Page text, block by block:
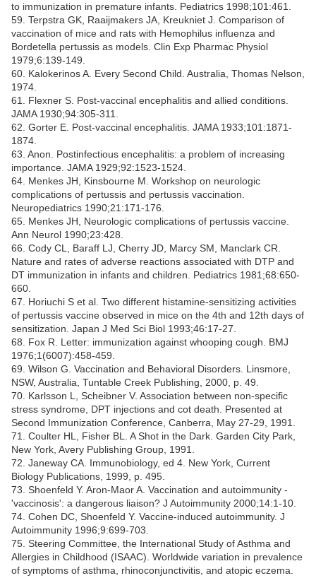
to immunization in premature infants. Pediatrics 1998;101:461.
59. Terpstra GK, Raaijmakers JA, Kreukniet J. Comparison of
vaccination of mice and rats with Hemophilus influenza and
Bordetella pertussis as models. Clin Exp Pharmac Physiol
1979;6:139-149.
60. Kalokerinos A. Every Second Child. Australia, Thomas Nelson,
1974.
61. Flexner S. Post-vaccinal encephalitis and allied conditions.
JAMA 1930;94:305-311.
62. Gorter E. Post-vaccinal encephalitis. JAMA 1933;101:1871-
1874.
63. Anon. Postinfectious encephalitis: a problem of increasing
importance. JAMA 1929;92:1523-1524.
64. Menkes JH, Kinsbourne M. Workshop on neurologic
complications of pertussis and pertussis vaccination.
Neuropediatrics 1990;21:171-176.
65. Menkes JH, Neurologic complications of pertussis vaccine.
Ann Neurol 1990;23:428.
66. Cody CL, Baraff LJ, Cherry JD, Marcy SM, Manclark CR.
Nature and rates of adverse reactions associated with DTP and
DT immunization in infants and children. Pediatrics 1981;68:650-
660.
67. Horiuchi S et al. Two different histamine-sensitizing activities
of pertussis vaccine observed in mice on the 4th and 12th days of
sensitization. Japan J Med Sci Biol 1993;46:17-27.
68. Fox R. Letter: immunization against whooping cough. BMJ
1976;1(6007):458-459.
69. Wilson G. Vaccination and Behavioral Disorders. Linsmore,
NSW, Australia, Tuntable Creek Publishing, 2000, p. 49.
70. Karlsson L, Scheibner V. Association between non-specific
stress syndrome, DPT injections and cot death. Presented at
Second Immunization Conference, Canberra, May 27-29, 1991.
71. Coulter HL, Fisher BL. A Shot in the Dark. Garden City Park,
New York, Avery Publishing Group, 1991.
72. Janeway CA. Immunobiology, ed 4. New York, Current
Biology Publications, 1999, p. 495.
73. Shoenfeld Y. Aron-Maor A. Vaccination and autoimmunity -
'vaccinosis': a dangerous liaison? J Autoimmunity 2000;14:1-10.
74. Cohen DC, Shoenfeld Y. Vaccine-induced autoimmunity. J
Autoimmunity 1996;9:699-703.
75. Steering Committee, the International Study of Asthma and
Allergies in Childhood (ISAAC). Worldwide variation in prevalence
of symptoms of asthma, rhinoconjunctivitis, and atopic eczema.